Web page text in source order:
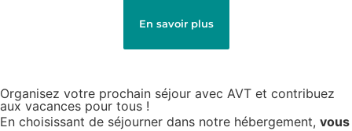
En savoir plus
Organisez votre prochain séjour avec AVT et contribuez
aux vacances pour tous !
En choisissant de séjourner dans notre hébergement, vous